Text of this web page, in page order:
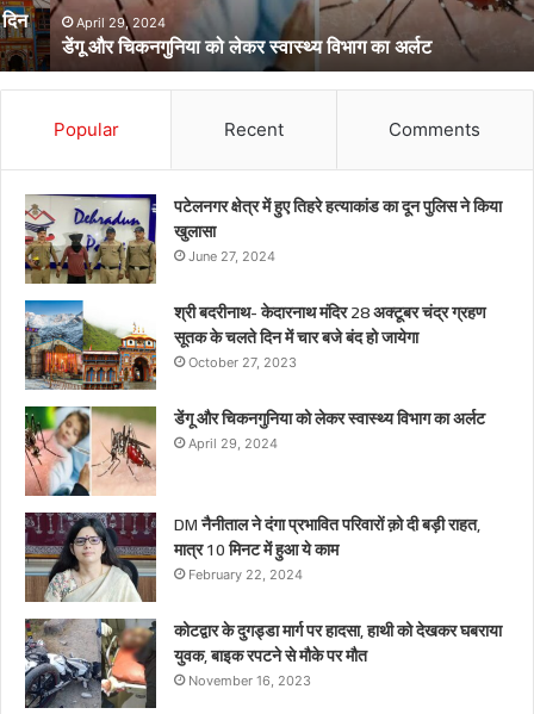
अर्लटApril 29, 2024
डेंगू और चिकनगुनिया को लेकर स्वास्थ्य विभाग का अर्लट
Popular Recent Comments
पटेलनगर क्षेत्र में हुए तिहरे हत्याकांड का दून पुलिस ने किया
खुलासा
June 27, 2024
श्री बदरीनाथ- केदारनाथ मंदिर 28 अक्टूबर चंद्र ग्रहण
सूतक के चलते दिन में चार बजे बंद हो जायेगा
October 27, 2023
डेंगू और चिकनगुनिया को लेकर स्वास्थ्य विभाग का अर्लट
April 29, 2024
DM नैनीताल ने दंगा प्रभावित परिवारों क़ो दी बड़ी राहत,
मात्र 10 मिनट में हुआ ये काम
February 22, 2024
कोटद्वार के दुगड्डा मार्ग पर हादसा, हाथी को देखकर घबराया
युवक, बाइक रपटने से मौके पर मौत
November 16, 2023